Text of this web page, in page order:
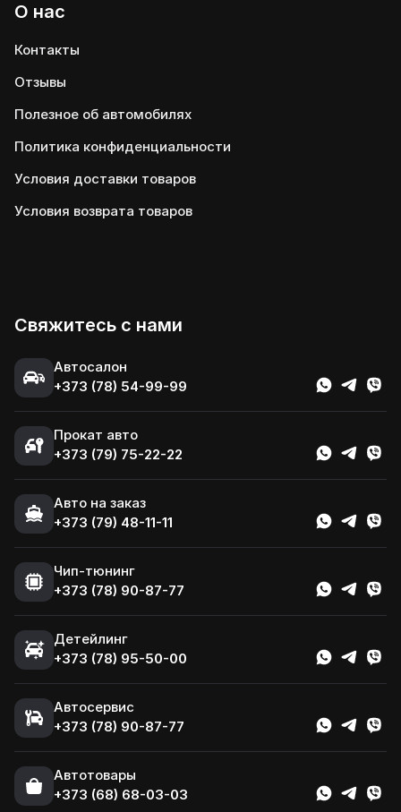
О нас
Контакты
Отзывы
Полезное об автомобилях
Политика конфиденциальности
Условия доставки товаров
Условия возврата товаров
Свяжитесь с нами
Автосалон
+373 (78) 54-99-99
Прокат авто
+373 (79) 75-22-22
Авто на заказ
+373 (79) 48-11-11
Чип-тюнинг
+373 (78) 90-87-77
Детейлинг
+373 (78) 95-50-00
Автосервис
+373 (78) 90-87-77
Автотовары
+373 (68) 68-03-03